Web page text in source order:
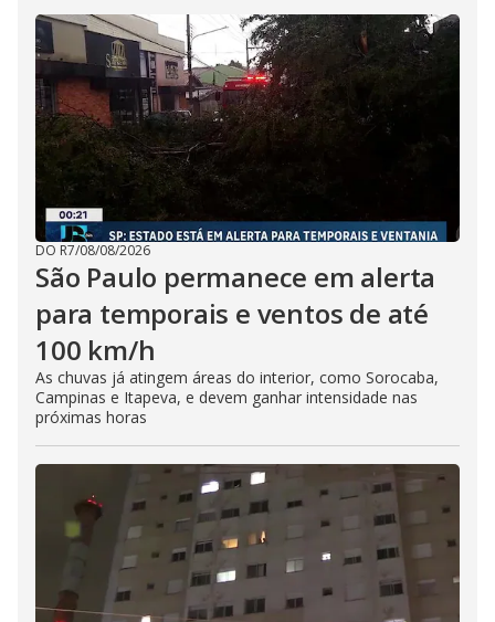
DO R7/08/08/2026
São Paulo permanece em alerta
para temporais e ventos de até
100 km/h
As chuvas já atingem áreas do interior, como Sorocaba,
Campinas e Itapeva, e devem ganhar intensidade nas
próximas horas